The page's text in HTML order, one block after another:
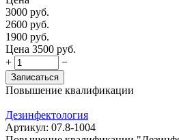
3000 руб.
2600 руб.
1900 руб.
Цена 3500 руб.
+
−
Записаться
Повышение квалификации
Дезинфектология
Артикул: 07.8-1004